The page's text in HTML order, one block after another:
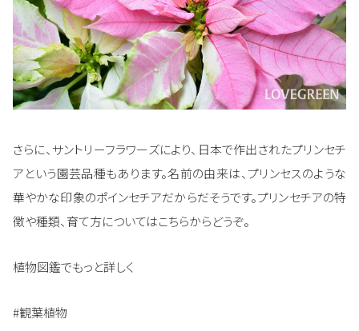
さらに、サントリーフラワーズにより、日本で作出されたプリンセチ
アという園芸品種もあります。名前の由来は、プリンセスのような
華やかな印象のポインセチアだからだそうです。プリンセチアの特
徴や種類、育て方についてはこちらからどうぞ。
植物図鑑でもっと詳しく
#観葉植物